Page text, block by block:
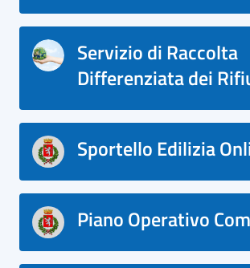
Servizio di Raccolta
Differenziata dei
Sportello Edilizia
Piano Operativo